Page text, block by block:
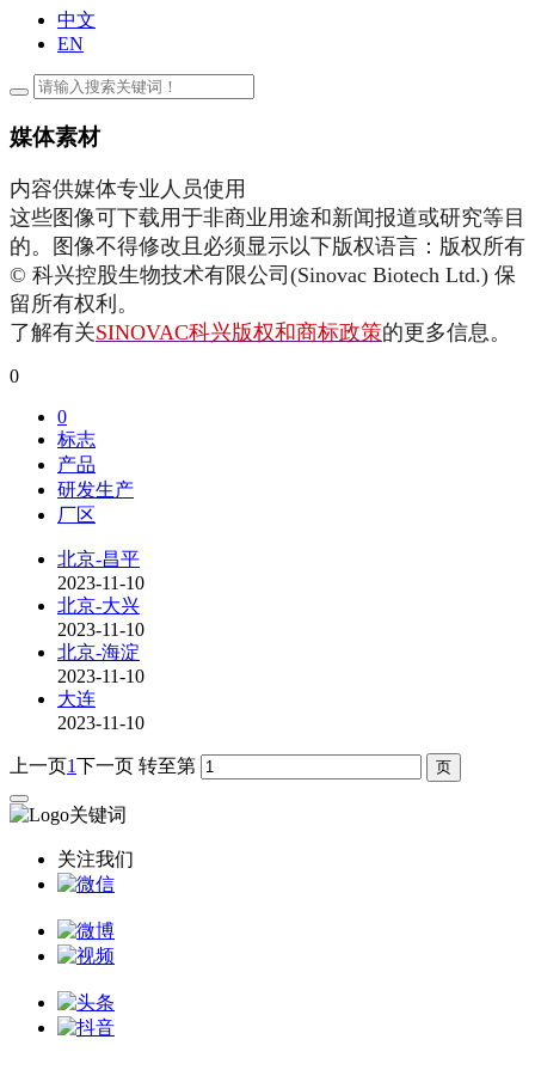
中文
EN
媒体素材
内容供媒体专业人员使用
这些图像可下载用于非商业用途和新闻报道或研究等目
的。图像不得修改且必须显示以下版权语言：版权所有
© 科兴控股生物技术有限公司(Sinovac Biotech Ltd.) 保
留所有权利。
了解有关SINOVAC科兴版权和商标政策的更多信息。
0
0
标志
产品
研发生产
厂区
北京-昌平
2023-11-10
北京-大兴
2023-11-10
北京-海淀
2023-11-10
大连
2023-11-10
上一页1下一页 转至第
关注我们